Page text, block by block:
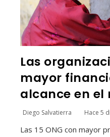
Las
mayor
alcance en el
Diego Salvatierra Hace 5
Las 15 ONG con mayor